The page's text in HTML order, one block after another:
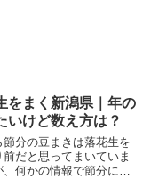
をまく新潟県｜年の
いけど数え方は？
分の豆まきは落花生を
だと思ってまいていま
、何かの情報で節分には